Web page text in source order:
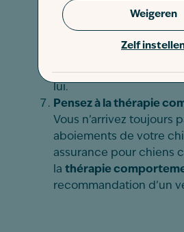
Zelf
Weigeren
Soyez rapide
Pour éviter les
Plus vite un chien
aboiements ne sont
vite il apprendra ce
lui.
Pensez à la thérapie
Vous n’arrivez toujours
aboiements de votre
assurance pour chiens
la thérapie
recommandation d’un